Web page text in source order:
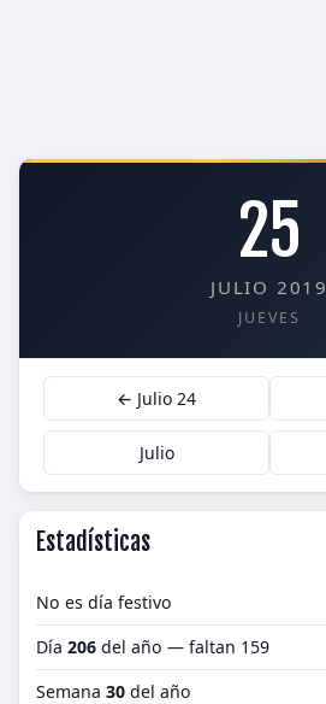
25
JULIO 2019
JUEVES
← Julio 24
Julio
Estadísticas
No es día festivo
Día 206 del año — faltan 159
Semana 30 del año